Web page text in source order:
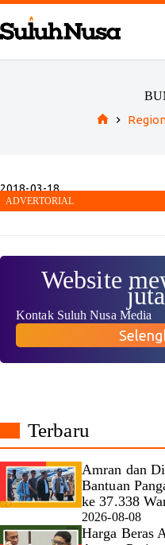
Skip
to
content
2018-03-18
BUMN dan TNI Hadir di
Website
Kontak Suluh Nusa Media
Terbaru
Amran dan
Bantuan
ke 37.338
2026-08-08
Harga Beras